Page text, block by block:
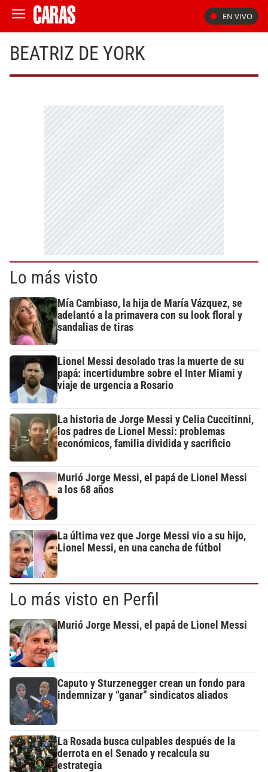
EN VIVO
BEATRIZ DE YORK
Lo más visto
Mía Cambiaso, la hija de María Vázquez, se
adelantó a la primavera con su look floral y
sandalias de tiras
Lionel Messi desolado tras la muerte de su
papá: incertidumbre sobre el Inter Miami y
viaje de urgencia a Rosario
La historia de Jorge Messi y Celia Cuccitinni,
los padres de Lionel Messi: problemas
económicos, familia dividida y sacrificio
Murió Jorge Messi, el papá de Lionel Messi
a los 68 años
La última vez que Jorge Messi vio a su hijo,
Lionel Messi, en una cancha de fútbol
Lo más visto en Perfil
Murió Jorge Messi, el papá de Lionel Messi
Caputo y Sturzenegger crean un fondo para
indemnizar y “ganar” sindicatos aliados
La Rosada busca culpables después de la
derrota en el Senado y recalcula su
estrategia